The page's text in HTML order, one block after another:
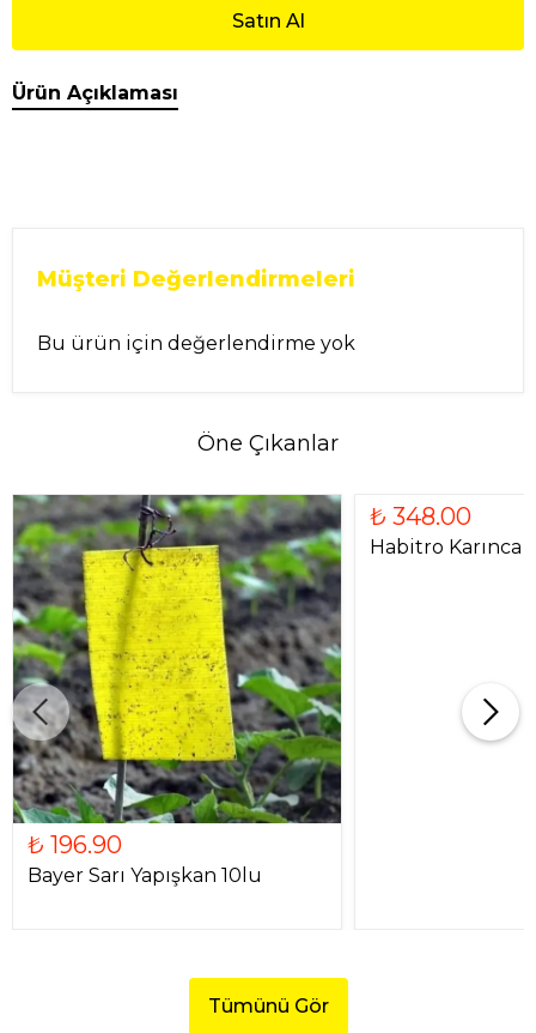
Satın Al
Ürün Açıklaması
Müşteri Değerlendirmeleri
Bu ürün için değerlendirme yok
Öne Çıkanlar
₺ 196.90
Bayer Sarı Yapışkan 10lu
₺ 348.00
Habitro Karınca
Tümünü Gör